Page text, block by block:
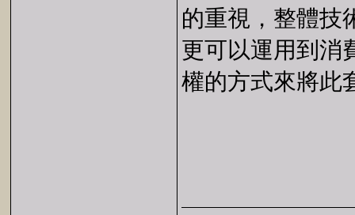
的重視，整體技
更可以運用到消
權的方式來將此